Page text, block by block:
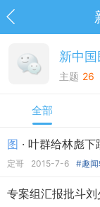
新中
主题 26
全部
图 · 叶群给林彪下
定哥 2015-7-6 #趣
专案组汇报批斗